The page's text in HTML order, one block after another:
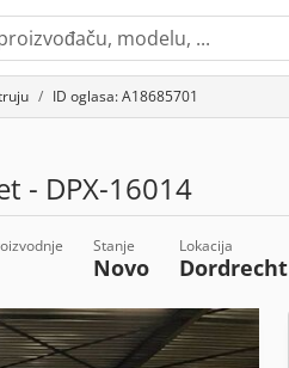
ID oglasa: A18685701
- DPX-16014
Stanje
Novo
Lokacija
Dordrecht